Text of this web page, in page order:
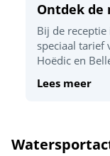
Ontdek de
Bij de
speciaal tarief
Hoëdic en
Lees meer